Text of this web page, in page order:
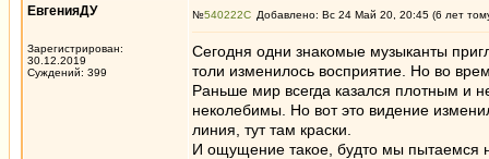
ЕвгенияДУ
Зарегистрирован:
30.12.2019
Суждений: 399
№540222 Добавлено: Вс 24 Май 20, 20:45 (6 лет
Сегодня одни знакомые музыканты
толи изменилось восприятие. Но во
Раньше мир всегда казался плотным и
неколебимы. Но вот это видение
линия, тут там краски.
И ощущение такое, будто мы пытаемся